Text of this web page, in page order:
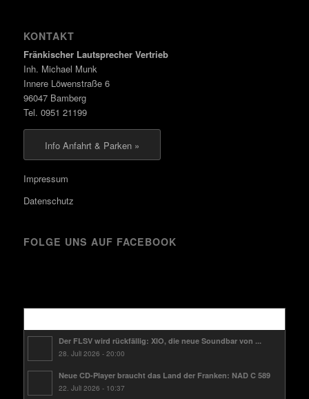
KONTAKT
Fränkischer Lautsprecher Vertrieb
Inh. Michael Munk
Innere Löwenstraße 6
96047 Bamberg
Tel. 0951 21199
Info Anfahrt & Parken »
Impressum
Datenschutz
FOLGE UNS AUF FACEBOOK
Der FLSV wird rückfällig: XIO, die neue Soundbar von ...
28. Juli 2026 - 20:00
Neue CD-Player braucht das Land der Franken: NAD C 589
22. Juli 2026 - 10:37